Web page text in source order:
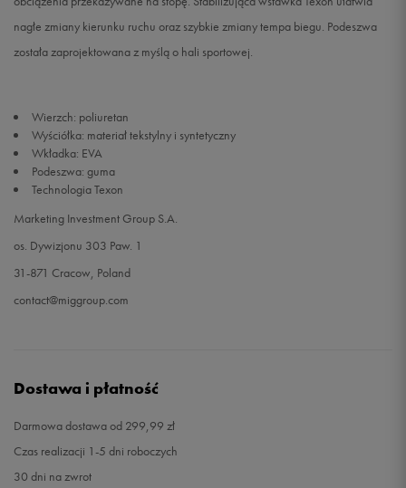
45,5 29,5 cm Powiadom o dostępności
46 30 cm
nagłe zmiany kierunku ruchu oraz szybkie zmiany tempa biegu. Podeszwa
została zaprojektowana z myślą o hali sportowej.
Wierzch: poliuretan
Wyściółka: materiał tekstylny i syntetyczny
Wkładka: EVA
Podeszwa: guma
Technologia Texon
Marketing Investment Group S.A.
os. Dywizjonu 303 Paw. 1
31-871 Cracow, Poland
contact@miggroup.com
Dostawa i płatność
Darmowa dostawa od 299,99 zł
Czas realizacji 1-5 dni roboczych
30 dni na zwrot